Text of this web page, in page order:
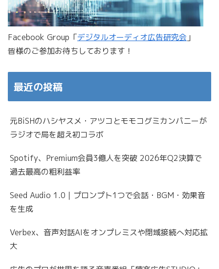
Facebook Group「デジタルオーディオ広告研究会 」
皆様のご参加お待ちしております！
最近の投稿
元BiSHのハシヤスメ・アツコとモモコグミカンパニーが
ラジオで局を超え初コラボ
Spotify、Premium会員3億人を突破 2026年Q2決算で
過去最高の粗利益率
Seed Audio 1.0｜プロンプト1つで会話・BGM・効果音
を生成
Verbex、音声対話AIをオンプレミスや閉域接続へ対応拡
大